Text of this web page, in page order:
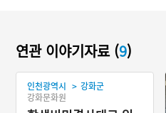
연관 이야기자료 (9)
인천광역시 > 강화군
강화문화원